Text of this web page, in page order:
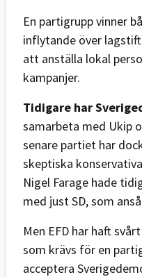
En partigrupp vinner
inflytande över
att anställa lokal
kampanjer.
Tidigare har
samarbeta med Ukip
senare partiet har
skeptiska
Nigel Farage hade
med just SD, som
Men EFD har haft
som krävs för en
acceptera